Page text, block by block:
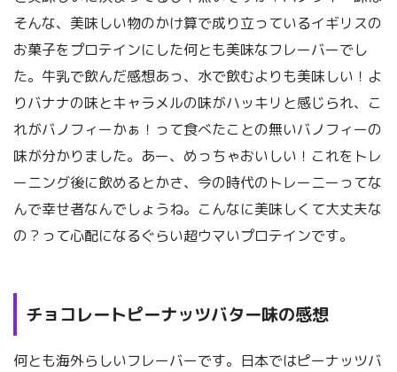
そんな、美味しい物のかけ算で成り立っているイギリスの
お菓子をプロテインにした何とも美味なフレーバーでし
た。牛乳で飲んだ感想あっ、水で飲むよりも美味しい！よ
りバナナの味とキャラメルの味がハッキリと感じられ、こ
れがバノフィーかぁ！って食べたことの無いバノフィーの
味が分かりました。あー、めっちゃおいしい！これをトレ
ーニング後に飲めるとかさ、今の時代のトレーニーってな
んで幸せ者なんでしょうね。こんなに美味しくて大丈夫な
の？って心配になるぐらい超ウマいプロテインです。
チョコレートピーナッツバター味の感想
何とも海外らしいフレーバーです。日本ではピーナッツバ